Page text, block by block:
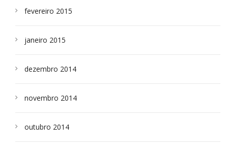
fevereiro 2015
janeiro 2015
dezembro 2014
novembro 2014
outubro 2014